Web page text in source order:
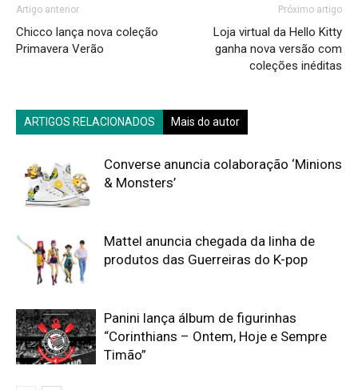
Artigo anterior
Chicco lança nova coleção
Primavera Verão
Próximo artigo
Loja virtual da Hello Kitty
ganha nova versão com
coleções inéditas
ARTIGOS RELACIONADOS Mais do autor
Converse anuncia colaboração ‘Minions
& Monsters’
Mattel anuncia chegada da linha de
produtos das Guerreiras do K-pop
Panini lança álbum de figurinhas
“Corinthians – Ontem, Hoje e Sempre
Timão”